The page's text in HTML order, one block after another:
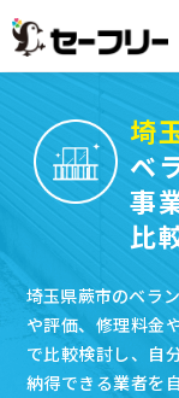
埼
ベ
事
比
埼玉県蕨市のベラ
や評価、修理料金
で比較検討し、自
納得できる業者を